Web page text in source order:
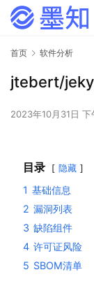
首页 软件分析
jtebert/
2023年10月31日
目录 隐藏
1 基础信息
2 漏洞列表
3 缺陷组件
4 许可证风险
5 SBOM清单